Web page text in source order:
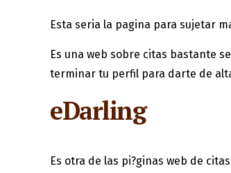
Esta seri­a la pagina para sujetar
Es una web sobre citas bastante
terminar tu perfil para darte de
eDarling
Es otra de las pi?ginas web de